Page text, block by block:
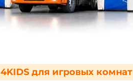
для игровых комнат